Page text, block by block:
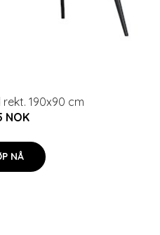
190x90 cm
NOK
NÅ